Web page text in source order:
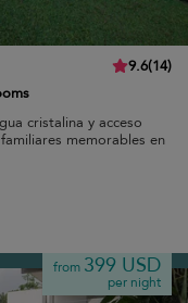
9.6(14)
cristalina y acceso
memorables en
from 399 USD
per night